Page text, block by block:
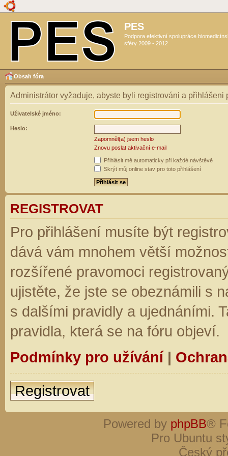
PES
Podpora efektivní spolupráce
sféry 2009 - 2012
Obsah fóra
Administrátor vyžaduje, abyste byli registrováni a přihlášeni
Uživatelské jméno:
Heslo:
Zapomněl(a) jsem heslo
Znovu poslat aktivační e-mail
Přihlásit mě automaticky při každé návštěvě
Skrýt můj online stav pro toto přihlášení
REGISTROVAT
Pro přihlášení musíte být
dává vám mnohem větší
rozšířené pravomoci
ujistěte, že jste se obeznámili s
s dalšími pravidly a ujednáními.
pravidla, která se na fóru objeví.
Podmínky pro užívání|
Registrovat
Powered by phpBB®
Pro Ubuntu
Český